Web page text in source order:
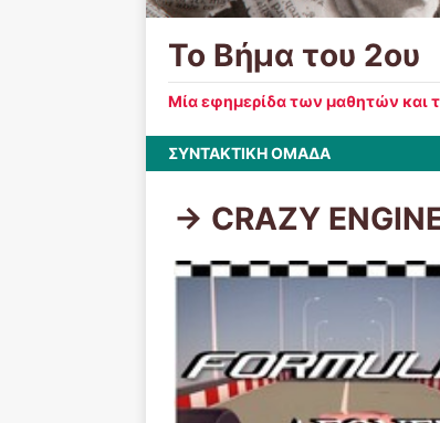
Το Βήμα του 2ου
Μία εφημερίδα των μαθητών και
ΣΥΝΤΑΚΤΙΚΗ ΟΜΑΔΑ
-> CRAZY